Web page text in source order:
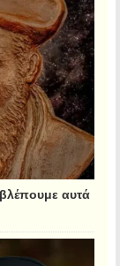
αυτά